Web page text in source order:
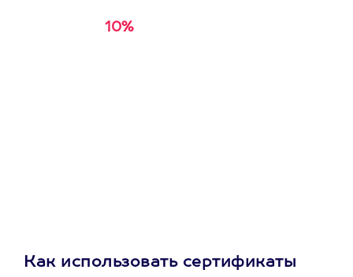
10%
Как использовать сертификаты